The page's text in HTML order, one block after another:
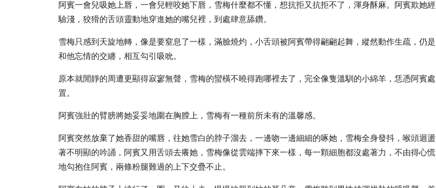
阿賓一會兒吸她上唇，一會兒輕咬她下唇，雪梅什麼都不懂，想抗拒又抗拒不了，渾身酥麻。阿賓欺她經
驗淺，狡猾的舌頭靈動地穿進她的嘴兒裡，到處肆意舔鑽。
雪梅只感到天旋地轉，像是要窒息了一樣，滿臉燒灼，小舌頭被阿賓帶得翩翩起舞，縱然動作生疏，仍是
和他忘情的交纏，相互勾引吸吮。
原本就閒靜的周遭更顯得寂寥無聲，雪梅的蠻橫不曉得跑哪裡去了，完全像隻溫馴的小綿羊，恁憑阿賓處
置。
阿賓強壯的臂膀將她妥妥地圍在胸膛上，雪梅有一種前所未有的溫馨感。
阿賓突然放棄了她香甜的嘴唇，往她雪白的脖子溜去，一邊吻一邊細細的啄她，雪梅全身發抖，喉頭迴盪
著不明顯的吟誦，阿賓又用舌頭去癢她，雪梅像從雲端摔下來一樣，每一顆細胞都沒處著力，不由得心慌
地勾抱住阿賓，兩條粉腿難過的上下交疊不止。